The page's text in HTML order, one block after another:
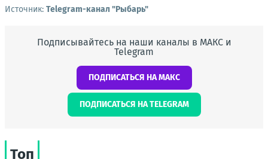
Источник: Telegram-канал "Рыбарь"
Подписывайтесь на наши каналы в МАКС и
Telegram
ПОДПИСАТЬСЯ НА МАКС
ПОДПИСАТЬСЯ НА TELEGRAM
Топ